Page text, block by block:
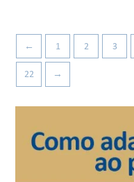
← 1 2 3
22 →